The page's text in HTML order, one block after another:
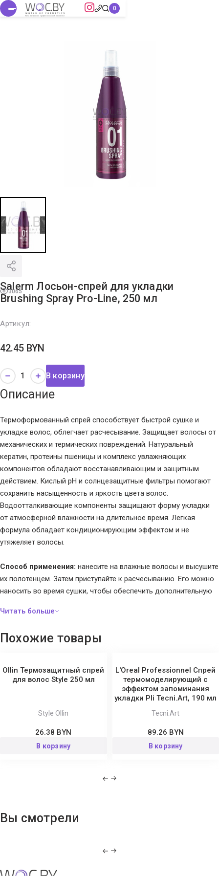
3065
Salerm Лосьон-спрей для укладки
Brushing Spray Pro-Line, 250 мл
Артикул:
42.45 BYN
В корзину
Описание
Термоформованный спрей cпособствует быстрой сушке и
укладке волос, облегчает расчесывание. Защищает волосы от
механических и термических повреждений. Натуральный
кератин, протеины пшеницы и комплекс увлажняющих
компонентов обладают восстанавливающим и защитным
действием. Кислый pH и солнцезащитные фильтры помогают
сохранить насыщенность и яркость цвета волос.
Водоотталкивающие компоненты защищают форму укладки
от атмосферной влажности на длительное время. Легкая
формула обладает кондиционирующим эффектом и не
утяжеляет волосы.
Способ применения: нанесите на влажные волосы и высушите
их полотенцем. Затем приступайте к расчесыванию. Его можно
наносить во время сушки, чтобы обеспечить дополнительную
для удаления следов от ракелей или других инструментов для
ручного сушильного аппарата.
Похожие товары
Ollin Термозащитный спрей
для волос Style 250 мл
Style Ollin
26.38 BYN
В корзину
L'Oreal Professionnel Спрей
термомоделирующий с
эффектом запоминания
укладки Pli Tecni.Art, 190 мл
Tecni.Art
89.26 BYN
В корзину
Вы смотрели